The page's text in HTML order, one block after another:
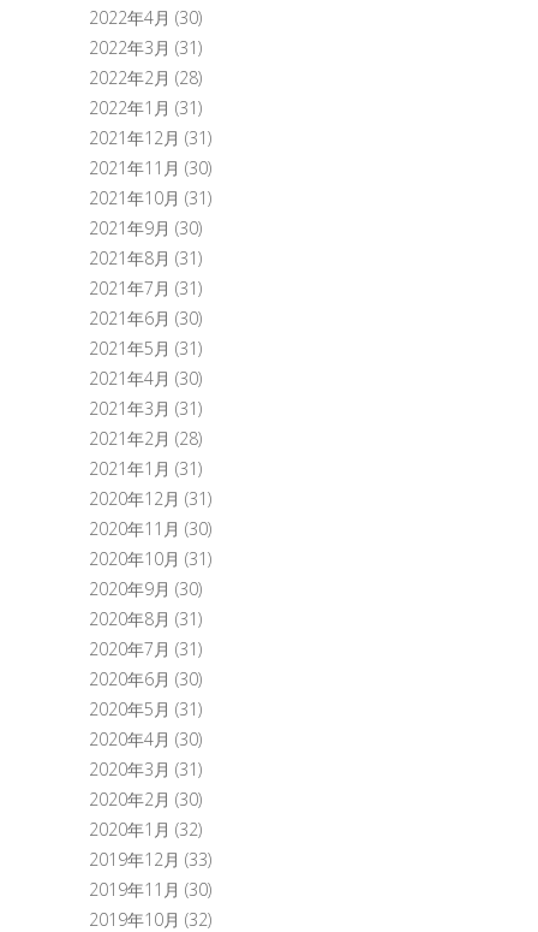
2022年4月 (30)
2022年3月 (31)
2022年2月 (28)
2022年1月 (31)
2021年12月 (31)
2021年11月 (30)
2021年10月 (31)
2021年9月 (30)
2021年8月 (31)
2021年7月 (31)
2021年6月 (30)
2021年5月 (31)
2021年4月 (30)
2021年3月 (31)
2021年2月 (28)
2021年1月 (31)
2020年12月 (31)
2020年11月 (30)
2020年10月 (31)
2020年9月 (30)
2020年8月 (31)
2020年7月 (31)
2020年6月 (30)
2020年5月 (31)
2020年4月 (30)
2020年3月 (31)
2020年2月 (30)
2020年1月 (32)
2019年12月 (33)
2019年11月 (30)
2019年10月 (32)